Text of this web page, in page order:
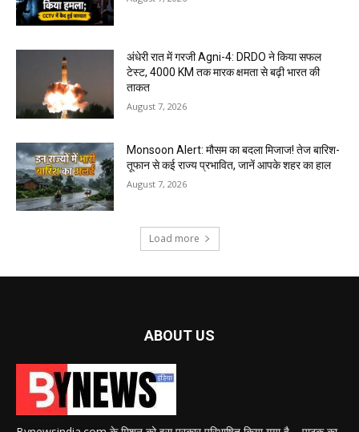
अंधेरी रात में गरजी Agni-4: DRDO ने किया सफल
टेस्ट, 4000 KM तक मारक क्षमता से बढ़ी भारत की
ताकत
August 7, 2026
Monsoon Alert: मौसम का बदला मिजाज! तेज बारिश-
तूफान से कई राज्य प्रभावित, जानें आपके शहर का हाल
August 7, 2026
Load more
ABOUT US